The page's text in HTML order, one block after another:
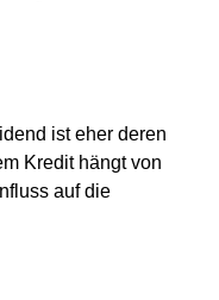
ist eher deren
Kredit hängt von
auf die